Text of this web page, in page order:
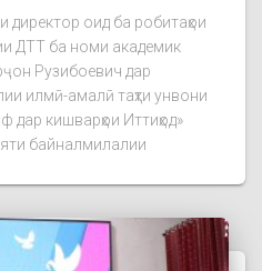
оид ба робитаҳои
ДТТ ба номи академик
Рузибоевич дар
илмӣ-амалӣ таҳти унвони
кишварҳои Иттиҳод»
байналмилалии